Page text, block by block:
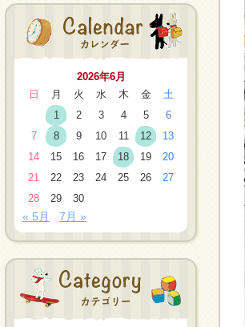
2026年6月
日
月 火 水 木 金
土
1
2 3 4 5
6
7
8 9 10 11 12
13
14
15 16 17 18 19
20
21
22 23 24 25 26
27
28
29 30
« 5月 7月 »